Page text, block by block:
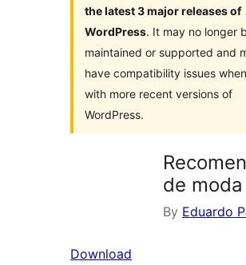
the latest 3 major releases of
WordPress. It may no longer
maintained or supported and
have compatibility issues
with more recent versions of
WordPress.
de moda
By Eduardo
Download